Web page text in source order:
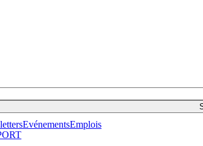
EvénementsEmplois